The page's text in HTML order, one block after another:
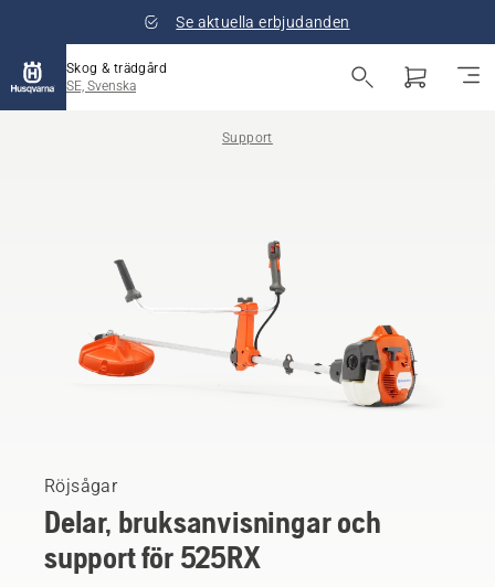
Se aktuella erbjudanden
Skog & trädgård
SE, Svenska
Support
Röjsågar
Delar, bruksanvisningar och
support för 525RX